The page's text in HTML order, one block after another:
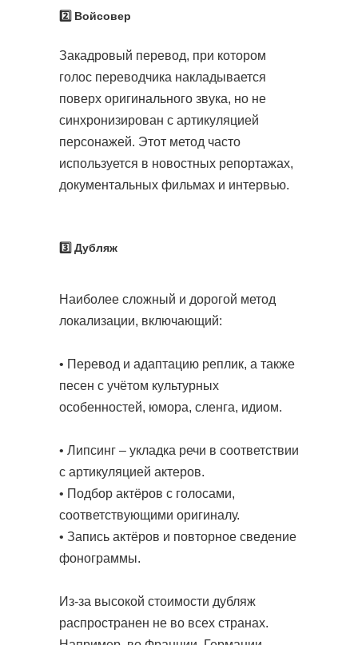
2️⃣ Войсовер
3️⃣ Дубляж
Закадровый перевод, при котором
голос переводчика накладывается
поверх оригинального звука, но не
синхронизирован с артикуляцией
персонажей. Этот метод часто
используется в новостных репортажах,
документальных фильмах и интервью.
Наиболее сложный и дорогой метод
локализации, включающий:
• Перевод и адаптацию реплик, а также
песен с учётом культурных
особенностей, юмора, сленга, идиом.
• Липсинг – укладка речи в соответствии
с артикуляцией актеров.
• Подбор актёров с голосами,
соответствующими оригиналу.
• Запись актёров и повторное сведение
фонограммы.
Из-за высокой стоимости дубляж
распространен не во всех странах.